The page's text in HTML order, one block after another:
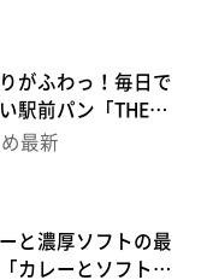
がふわっ！毎日で
駅前パン「THE
」（若林区荒
最新
と濃厚ソフトの最
カレーとソフトク